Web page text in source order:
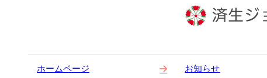
ホームページ お知らせ